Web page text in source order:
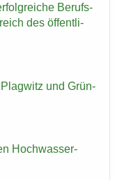
Be­rufs­
des öf­fent­li­
und Grün­
Hoch­was­ser­